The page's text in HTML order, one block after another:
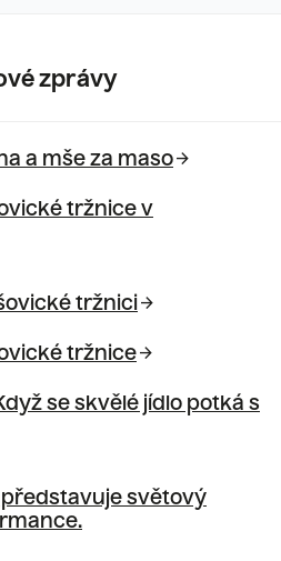
zprávy
a mše za masoarrow_forward
tržnice v
tržniciarrow_forward
tržnicearrow_forward
se skvělé jídlo potká s
světový